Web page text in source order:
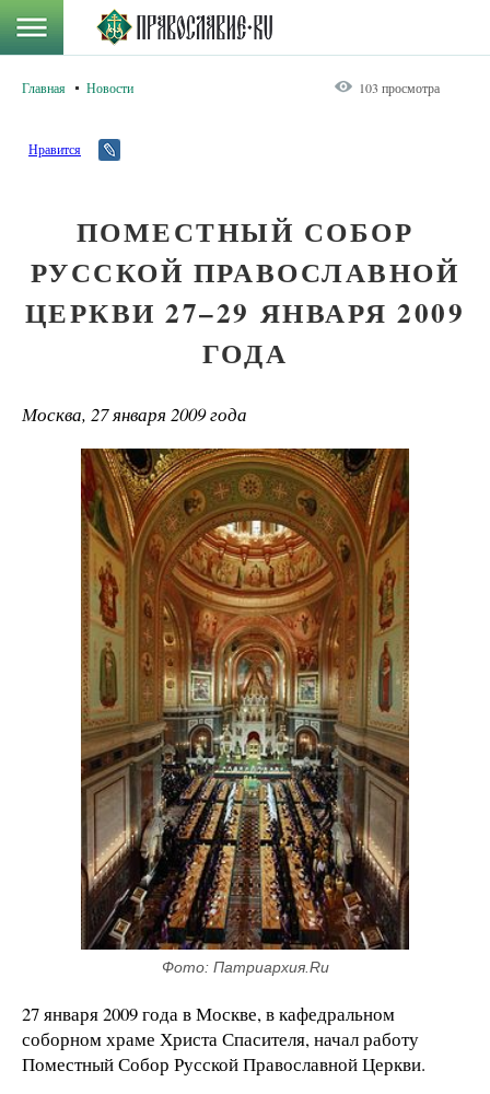
Главная Новости 103 просмотра
Нравится
ПОМЕСТНЫЙ СОБОР
РУССКОЙ ПРАВОСЛАВНОЙ
ЦЕРКВИ 27–29 ЯНВАРЯ 2009
ГОДА
Москва, 27 января 2009 года
Фото: Патриархия.Ru
27 января 2009 года в Москве, в кафедральном
соборном храме Христа Спасителя, начал работу
Поместный Собор Русской Православной Церкви.